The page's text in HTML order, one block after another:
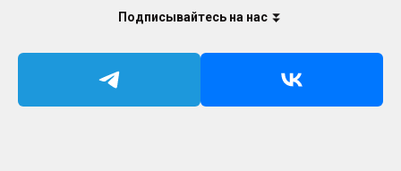
Подписывайтесь на нас ⏬